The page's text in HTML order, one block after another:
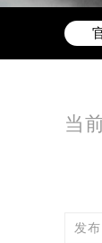
当
发